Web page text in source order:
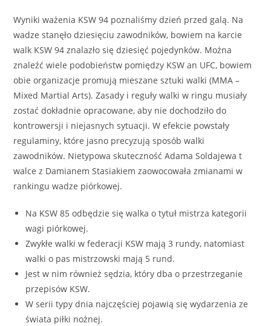
Wyniki ważenia KSW 94 poznaliśmy dzień przed galą. Na
wadze stanęło dziesięciu zawodników, bowiem na karcie
walk KSW 94 znalazło się dziesięć pojedynków. Można
znaleźć wiele podobieństw pomiędzy KSW an UFC, bowiem
obie organizacje promują mieszane sztuki walki (MMA –
Mixed Martial Arts). Zasady i reguły walki w ringu musiały
zostać dokładnie opracowane, aby nie dochodziło do
kontrowersji i niejasnych sytuacji. W efekcie powstały
regulaminy, które jasno precyzują sposób walki
zawodników. Nietypowa skuteczność Adama Soldajewa t
walce z Damianem Stasiakiem zaowocowała zmianami w
rankingu wadze piórkowej.
Na KSW 85 odbędzie się walka o tytuł mistrza kategorii
wagi piórkowej.
Zwykłe walki w federacji KSW mają 3 rundy, natomiast
walki o pas mistrzowski mają 5 rund.
Jest w nim również sędzia, który dba o przestrzeganie
przepisów KSW.
W serii typy dnia najczęściej pojawią się wydarzenia ze
świata piłki nożnej.